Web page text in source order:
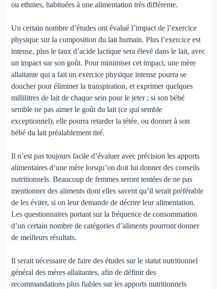
ou ethnies, habituées à une alimentation très différente.
Un certain nombre d’études ont évalué l’impact de l’exercice
physique sur la composition du lait humain. Plus l’exercice est
intense, plus le taux d’acide lactique sera élevé dans le lait, avec
un impact sur son goût. Pour minimiser cet impact, une mère
allaitante qui a fait un exercice physique intense pourra se
doucher pour éliminer la transpiration, et exprimer quelques
millilitres de lait de chaque sein pour le jeter ; si son bébé
semble ne pas aimer le goût du lait (ce qui semble
exceptionnel), elle pourra retarder la tétée, ou donner à son
bébé du lait préala­blement tiré.
Il n’est pas toujours facile d’évaluer avec précision les apports
alimentaires d’une mère lorsqu’on doit lui donner des conseils
nutritionnels. Beaucoup de femmes seront ten­tées de ne pas
mentionner des aliments dont elles savent qu’il serait préférable
de les éviter, si on leur demande de décrire leur alimentation.
Les questionnaires portant sur la fréquence de consommation
d’un certain nombre de catégo­ries d’aliments pourront donner
de meilleurs résultats.
Il serait nécessaire de faire des études sur le statut nutri­tionnel
général des mères allaitantes, afin de définir des
recommandations plus fiables sur les apports nutritionnels